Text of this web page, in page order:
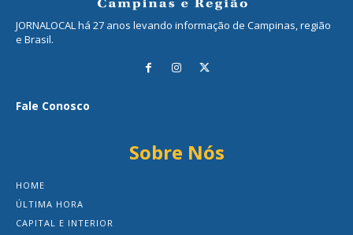
JORNALOCAL há 27 anos levando informação de Campinas, região
e Brasil.
Fale Conosco
Sobre Nós
HOME
ÚLTIMA HORA
CAPITAL E INTERIOR